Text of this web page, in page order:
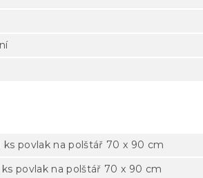
ks povlak na polštář 70 x 90 cm
povlak na polštář 70 x 90 cm